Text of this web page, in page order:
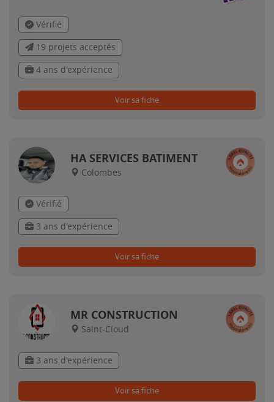
Vérifié
19 projets acceptés
4 ans d'expérience
Voir sa fiche
HA SERVICES BATIMENT
Colombes
Vérifié
3 ans d'expérience
Voir sa fiche
MR CONSTRUCTION
Saint-Cloud
3 ans d'expérience
Voir sa fiche